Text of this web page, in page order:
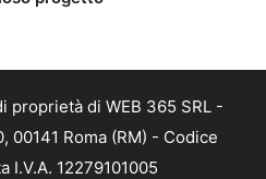
proprietà di WEB 365 SRL -
00141 Roma (RM) - Codice
I.V.A. 12279101005